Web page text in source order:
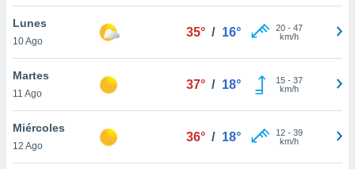
cookies
aceptar
Lunes
10 Ago
35° / 16° 20- 47
km/h
Martes
11 Ago
37° / 18° 15- 37
km/h
Miércoles
12 Ago
36° / 18° 12- 39
km/h